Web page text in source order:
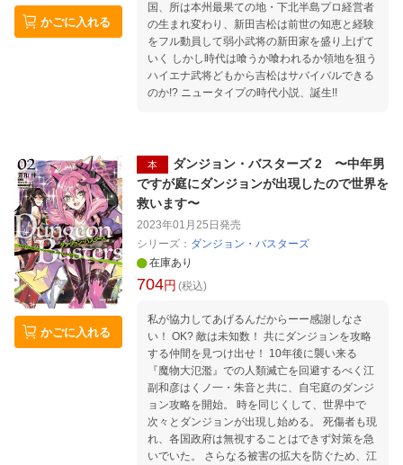
かごに入れる
国、所は本州最果ての地・下北半島プロ経営者
の生まれ変わり、新田吉松は前世の知恵と経験
をフル動員して弱小武将の新田家を盛り上げて
いく しかし時代は喰うか喰われるか領地を狙う
ハイエナ武将どもから吉松はサバイバルできる
のか!? ニュータイプの時代小説、誕生!!
かごに入れる
本
ダンジョン・バスターズ 2 〜中年男
ですが庭にダンジョンが出現したので世界を
救います〜
2023年01月25日 発売
シリーズ： ダンジョン・バスターズ
在庫あり
704円 (税込)
私が協力してあげるんだからーー感謝しなさ
い！ OK? 敵は未知数！ 共にダンジョンを攻略
する仲間を見つけ出せ！ 10年後に襲い来る
『魔物大氾濫』での人類滅亡を回避するべく江
副和彦はくノ一・朱音と共に、自宅庭のダンジ
ョン攻略を開始。 時を同じくして、世界中で
次々とダンジョンが出現し始める。 死傷者も現
れ、各国政府は無視することはできず対策を急
いでいた。 さらなる被害の拡大を防ぐため、江